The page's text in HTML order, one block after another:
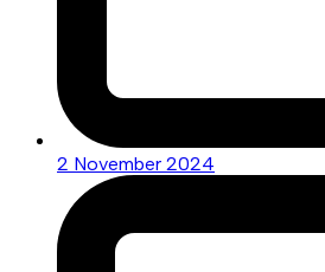
2 November 2024